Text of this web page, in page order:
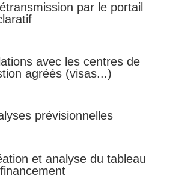
par le portail
avec les centres de
agréés (visas...)
prévisionnelles
et analyse du tableau